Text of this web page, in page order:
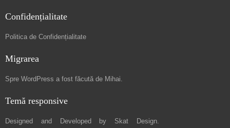
Confidențialitate
Politica de Confidențialitate
Migrarea
Spre WordPress a fost făcută de Mihai.
Temă responsive
Designed and Developed by Skat Design.